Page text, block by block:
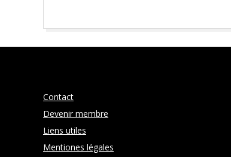
Contact
Devenir membre
Liens utiles
Mentiones légales